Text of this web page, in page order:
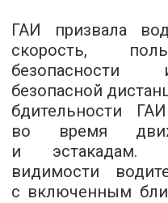
ГАИ призвала
скорость,
безопасности
безопасной
бдительности
во время
и эстакадам.
видимости
с включенным